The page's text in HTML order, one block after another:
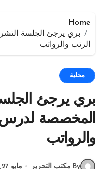
Home
بري يرجئ الجلسة
الرتب والرواتب
محلية
بري يرجئ
المخصصة
والرواتب
By مكتب التحرير مايو 27, 2014